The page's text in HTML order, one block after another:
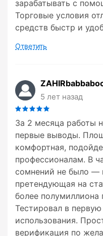
зарабатывать с
Торговые условия
средств быстр и
Ответить
5 лет назад
За 2 месяца работы
первые выводы.
комфортная,
профессионалам. В
сомнений не было —
претендующая на
более полумиллиона
Тестировал в
использования.
верификация по